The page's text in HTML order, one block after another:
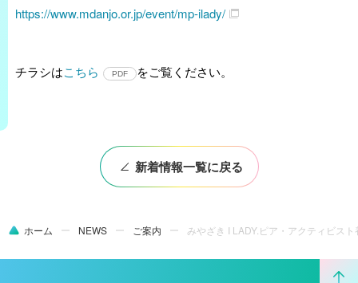
https://www.mdanjo.or.jp/event/mp-ilady/
チラシはこちら をご覧ください。
新着情報一覧に戻る
ホーム NEWS ご案内 みやざき I LADY.ピア・アクティビス